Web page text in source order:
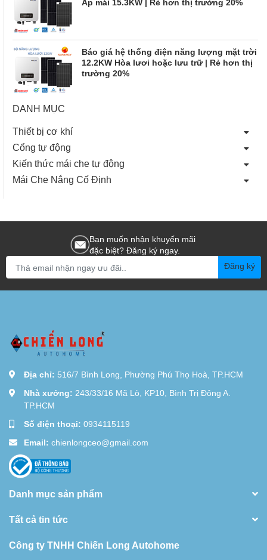
Áp mái 15.3KW | Rẻ hơn thị trường 20%
Báo giá hệ thống điện năng lượng mặt trời
12.2KW Hòa lươi hoặc lưu trữ | Rẻ hơn thị
trường 20%
DANH MỤC
Thiết bị cơ khí
Cổng tự động
Kiến thức mái che tự động
Mái Che Nắng Cố Định
Bạn muốn nhận khuyến mãi
đặc biệt? Đăng ký ngay.
Đăng ký
Địa chỉ: 516/7 Bình Long, Phường Phú Thọ Hoà, TP.HCM
Nhà xưởng: 243/33/16 Mã Lò, KP10, Bình Trị Đông A.
TP.HCM
Số điện thoại: 0934115119
Email: chienlongceo@gmail.com
Danh mục sản phẩm
Tất cả tin tức
Công ty TNHH Chiến Long Autohome